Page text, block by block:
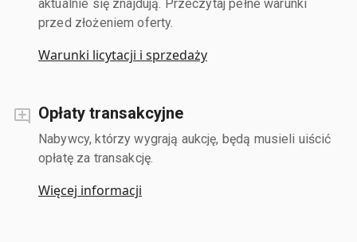
aktualnie się znajdują. Przeczytaj pełne warunki
przed złożeniem oferty.
Warunki licytacji i sprzedaży
Opłaty transakcyjne
Nabywcy, którzy wygrają aukcję, będą musieli uiścić
opłatę za transakcję.
Więcej informacji